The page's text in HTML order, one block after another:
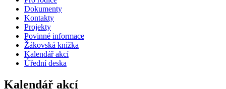
Dokumenty
Kontakty
Projekty
Povinné informace
Žákovská knížka
Kalendář akcí
Úřední deska
Kalendář akcí